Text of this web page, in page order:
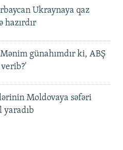
Ukraynaya qaz
hazırdır
günahımdır ki, ABŞ
Moldovaya səfəri
yaradıb